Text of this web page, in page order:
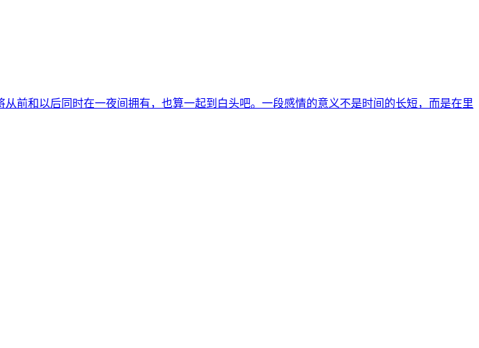
前和以后同时在一夜间拥有，也算一起到白头吧。一段感情的意义不是时间的长短，而是在里